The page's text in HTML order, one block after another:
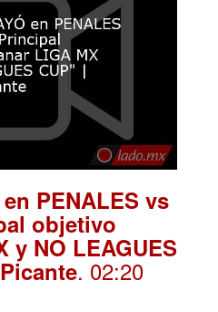
PENALES vs
objetivo
y NO LEAGUES
. 02:20